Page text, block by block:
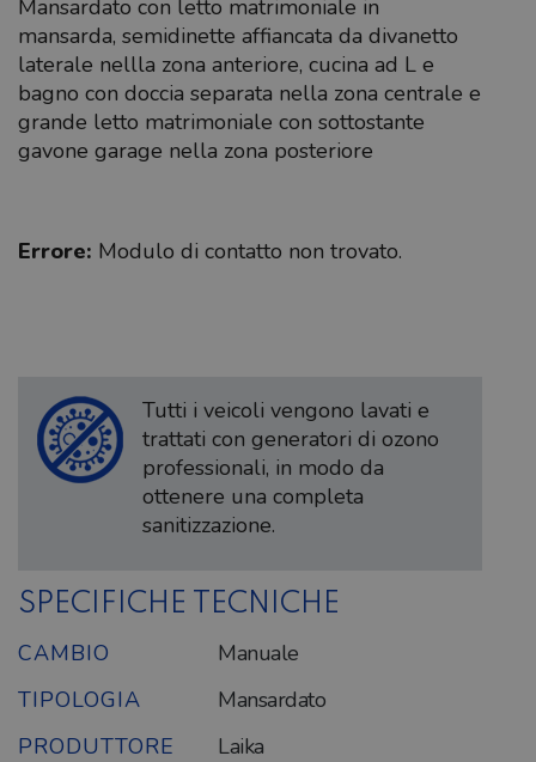
Mansardato con letto matrimoniale in
mansarda, semidinette affiancata da divanetto
laterale nellla zona anteriore, cucina ad L e
bagno con doccia separata nella zona centrale e
grande letto matrimoniale con sottostante
gavone garage nella zona posteriore
Errore: Modulo di contatto non trovato.
Tutti i veicoli vengono lavati e
trattati con generatori di ozono
professionali, in modo da
ottenere una completa
sanitizzazione.
SPECIFICHE TECNICHE
CAMBIO
Manuale
TIPOLOGIA
Mansardato
PRODUTTORE
Laika